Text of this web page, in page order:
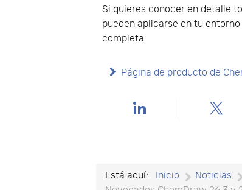
Si quieres conocer en detalle
pueden aplicarse en tu
completa.
Página de producto de
Está aquí: Inicio Noticias